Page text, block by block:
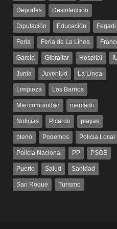
Deportes Desinfeccion
Diputación Educación Fegadi
Feria Feria de La Línea
Garcia Gibraltar Hospital
Junta Juventud La Línea
Limpieza Los Barrios
Mancomunidad mercado
Noticias Picardo playas
pleno Podemos Policia Local
Policía Nacional PP PSOE
Puerto Salud Sanidad
San Roque Turismo